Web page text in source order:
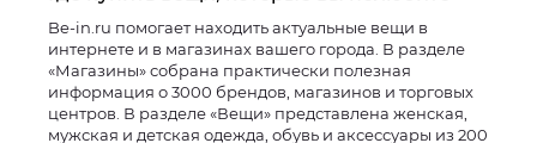
Be-in.ru помогает находить актуальные вещи в
интернете и в магазинах вашего города. В разделе
«Магазины» собрана практически полезная
информация о 3000 брендов, магазинов и торговых
центров. В разделе «Вещи» представлена женская,
мужская и детская одежда, обувь и аксессуары из 200